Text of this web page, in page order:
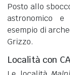
Posto allo
astronomico
esempio di
Grizzo.
Località con